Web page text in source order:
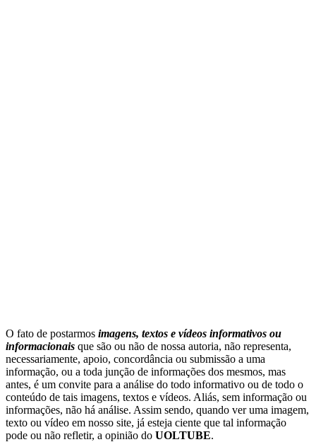
O fato de postarmos imagens, textos e vídeos informativos ou
informacionais que são ou não de nossa autoria, não representa,
necessariamente, apoio, concordância ou submissão a uma
informação, ou a toda junção de informações dos mesmos, mas
antes, é um convite para a análise do todo informativo ou de todo o
conteúdo de tais imagens, textos e vídeos. Aliás, sem informação ou
informações, não há análise. Assim sendo, quando ver uma imagem,
texto ou vídeo em nosso site, já esteja ciente que tal informação
pode ou não refletir, a opinião do UOLTUBE.